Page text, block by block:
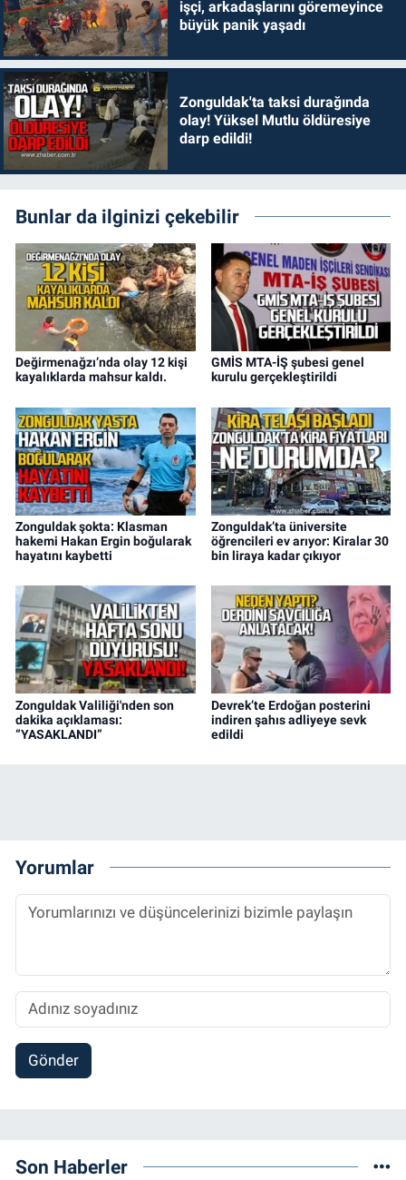
işçi, arkadaşlarını göremeyince
büyük panik yaşadı
Zonguldak'ta taksi durağında
olay! Yüksel Mutlu öldüresiye
darp edildi!
Bunlar da ilginizi çekebilir
Değirmenağzı’nda olay 12 kişi
kayalıklarda mahsur kaldı.
GMİS MTA-İŞ şubesi genel
kurulu gerçekleştirildi
Zonguldak şokta: Klasman
hakemi Hakan Ergin boğularak
hayatını kaybetti
Zonguldak’ta üniversite
öğrencileri ev arıyor: Kiralar 30
bin liraya kadar çıkıyor
Zonguldak Valiliği'nden son
dakika açıklaması:
“YASAKLANDI”
Devrek’te Erdoğan posterini
indiren şahıs adliyeye sevk
edildi
Yorumlar
Gönder
Son Haberler